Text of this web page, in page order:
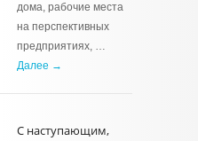
дома, рабочие места
на перспективных
предприятиях, …
Далее →
С наступающим,